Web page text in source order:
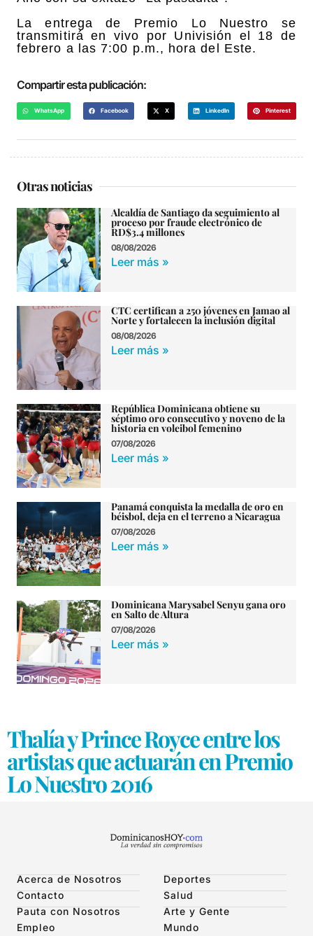
La entrega de Premio Lo Nuestro se
transmitirá en vivo por Univisión el 18 de
febrero a las 7:00 p.m., hora del Este.
Compartir esta publicación:
WhatsApp Facebook X LinkedIn Pinterest
Otras noticias
Alcaldía de Santiago da seguimiento al
proceso por fraude electrónico de
RD$3.4 millones
08/08/2026
Leer más »
CTC certifican a 250 jóvenes en Jamao al
Norte y fortalecen la inclusión digital
08/08/2026
Leer más »
República Dominicana obtiene su
séptimo oro consecutivo y noveno de la
historia en voleibol femenino
07/08/2026
Leer más »
Panamá conquista la medalla de oro en
béisbol, deja en el terreno a Nicaragua
07/08/2026
Leer más »
Dominicana Marysabel Senyu gana oro
en Salto de Altura
07/08/2026
Leer más »
Thalía y Prince Royce entre los
artistas que actuarán en Premio
Lo Nuestro 2016
Acerca de Nosotros
Contacto
Pauta con Nosotros
Empleo
Deportes
Salud
Arte y Gente
Mundo